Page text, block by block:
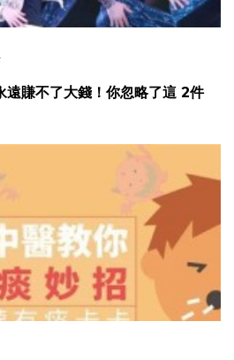
遠賺不了大錢！你忽略了這 2件